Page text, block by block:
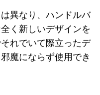
異なり、ハンドルバ
く新しいデザインを
れでいて際立ったデ
魔にならず使用でき